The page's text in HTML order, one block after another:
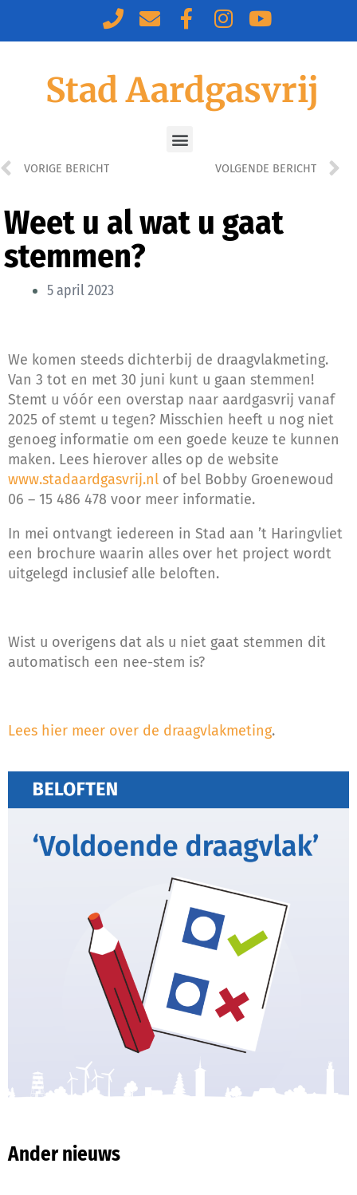
Stad Aardgasvrij
VORIGE BERICHT VOLGENDE BERICHT
Weet u al wat u gaat
stemmen?
5 april 2023
We komen steeds dichterbij de draagvlakmeting.
Van 3 tot en met 30 juni kunt u gaan stemmen!
Stemt u vóór een overstap naar aardgasvrij vanaf
2025 of stemt u tegen? Misschien heeft u nog niet
genoeg informatie om een goede keuze te kunnen
maken. Lees hierover alles op de website
www.stadaardgasvrij.nl of bel Bobby Groenewoud
06 – 15 486 478 voor meer informatie.
In mei ontvangt iedereen in Stad aan ’t Haringvliet
een brochure waarin alles over het project wordt
uitgelegd inclusief alle beloften.
Wist u overigens dat als u niet gaat stemmen dit
automatisch een nee-stem is?
Lees hier meer over de draagvlakmeting.
Ander nieuws